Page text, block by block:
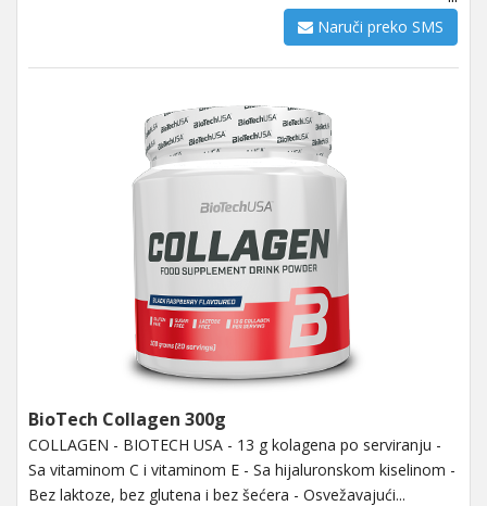
Naruči preko SMS
BioTech Collagen 300g
COLLAGEN - BIOTECH USA - 13 g kolagena po serviranju -
Sa vitaminom C i vitaminom E - Sa hijaluronskom kiselinom -
Bez laktoze, bez glutena i bez šećera - Osvežavajući...